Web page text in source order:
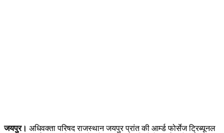
जयपुर। अधिवक्ता परिषद राजस्थान जयपुर प्रांत की आर्म्ड फोर्सेज ट्रिब्यूनल